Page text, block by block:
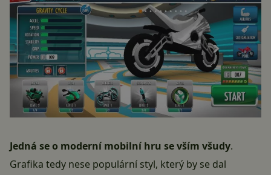
Jedná se o moderní mobilní hru se vším všudy.
Grafika tedy nese populární styl, který by se dal